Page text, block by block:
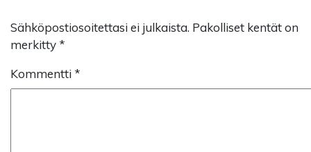
Sähköpostiosoitettasi ei julkaista. Pakolliset kentät on
merkitty *
Kommentti *